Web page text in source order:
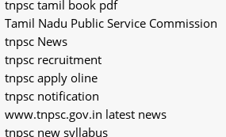
tnpsc tamil book pdf
Tamil Nadu Public Service Commission
tnpsc News
tnpsc recruitment
tnpsc apply oline
tnpsc notification
www.tnpsc.gov.in latest news
tnpsc new syllabus